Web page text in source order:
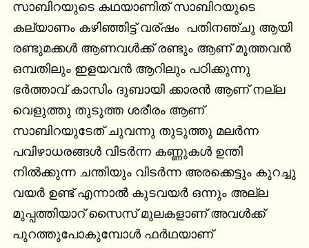
സാബിറയുടെ കഥയാണിത് സാബിറയുടെ
കല്യാണം കഴിഞ്ഞിട്ട് വര്ഷം  പതിനഞ്ചു ആയി
രണ്ടുമക്കൾ ആണവൾക്ക് രണ്ടും ആണ് മൂത്തവൻ
ഒമ്പതിലും ഇളയവൻ ആറിലും പഠിക്കുന്നു
ഭർത്താവ് കാസിം ദുബായി ക്കാരൻ ആണ് നല്ല
വെളുത്തു തുടുത്ത ശരീരം ആണ്
സാബിറയുടേത് ചുവന്നു തുടുത്തു മലർന്ന
പവിഴാധരങ്ങൾ വിടർന്ന കണ്ണുകൾ ഉന്തി
നിൽക്കുന്ന ചന്തിയും വിടർന്ന അരക്കെട്ടും കുറച്ചു
വയർ ഉണ്ട് എന്നാൽ കുടവയർ ഒന്നും അല്ല
മുപ്പത്തിയാറ് സൈസ് മുലകളാണ് അവൾക്ക്
പുറത്തുപോകുമ്പോൾ ഫർഥയാണ്